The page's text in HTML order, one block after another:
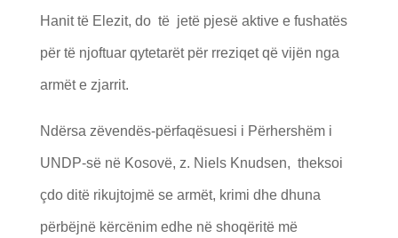
Hanit të Elezit, do të jetë pjesë aktive e fushatës
për të njoftuar qytetarët për rreziqet që vijën nga
armët e zjarrit.
Ndërsa zëvendës-përfaqësuesi i Përhershëm i
UNDP-së në Kosovë, z. Niels Knudsen, theksoi
çdo ditë rikujtojmë se armët, krimi dhe dhuna
përbëjnë kërcënim edhe në shoqëritë më